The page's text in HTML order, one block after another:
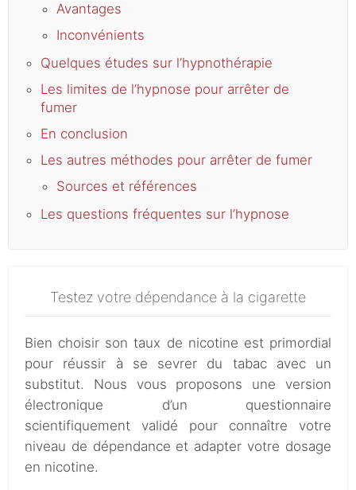
Avantages
Inconvénients
Quelques études sur l’hypnothérapie
Les limites de l’hypnose pour arrêter de
fumer
En conclusion
Les autres méthodes pour arrêter de fumer
Sources et références
Les questions fréquentes sur l’hypnose
Testez votre dépendance à la cigarette
Bien choisir son taux de nicotine est primordial
pour réussir à se sevrer du tabac avec un
substitut. Nous vous proposons une version
électronique d’un questionnaire
scientifiquement validé pour connaître votre
niveau de dépendance et adapter votre dosage
en nicotine.